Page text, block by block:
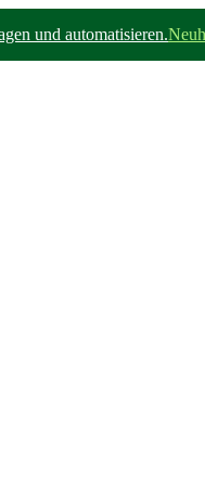
und automatisieren.